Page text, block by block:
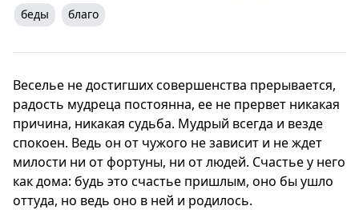
беды
благо
Веселье не достигших совершенства прерывается,
радость мудреца постоянна, ее не прервет никакая
причина, никакая судьба. Мудрый всегда и везде
спокоен. Ведь он от чужого не зависит и не ждет
милости ни от фортуны, ни от людей. Счастье у него
как дома: будь это счастье пришлым, оно бы ушло
оттуда, но ведь оно в ней и родилось.